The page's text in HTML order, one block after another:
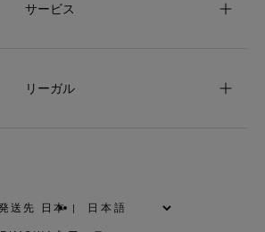
サービス
リーガル
発送先 日本 |